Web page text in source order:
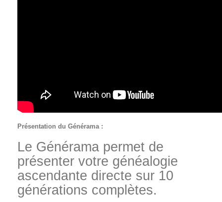
Présentation du Générama :
Le Générama permet de
présenter votre généalogie
ascendante directe sur 10
générations complètes.